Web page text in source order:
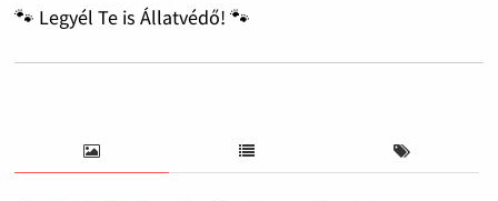
🐾 Legyél Te is Állatvédő! 🐾